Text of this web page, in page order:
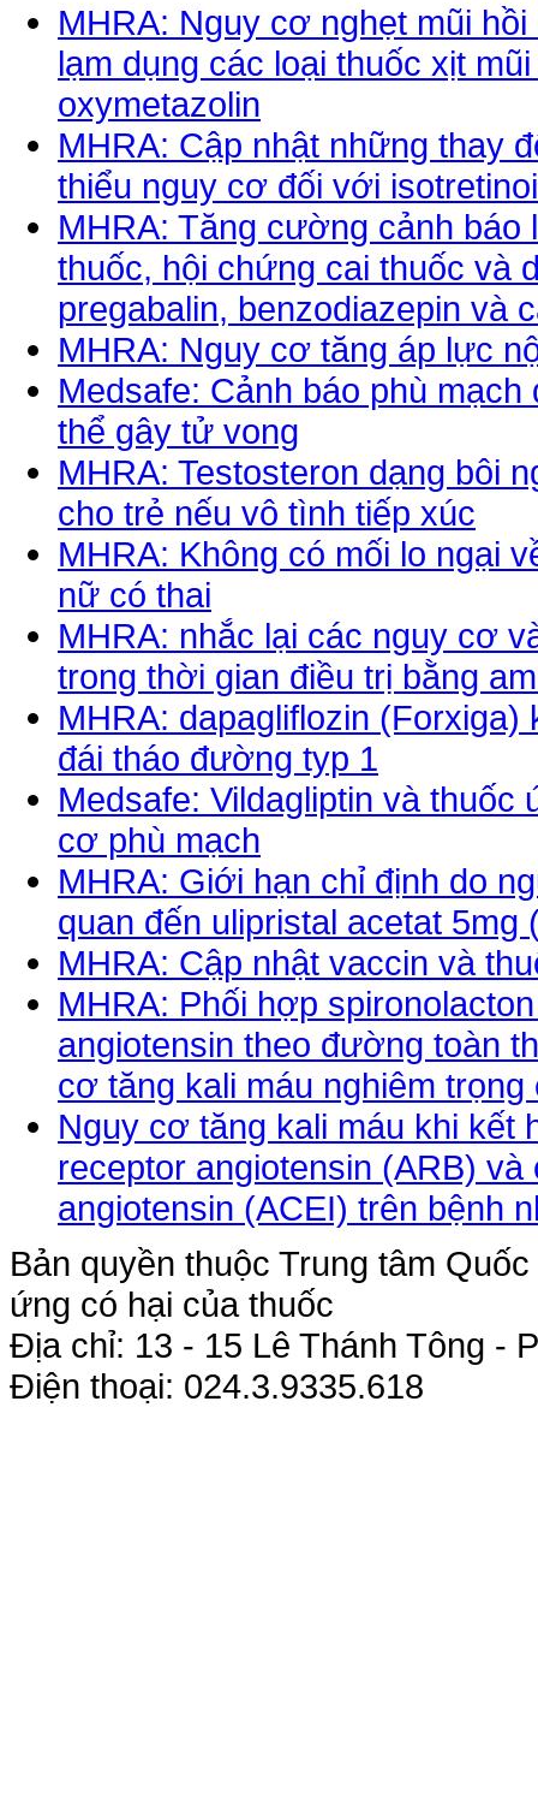
MHRA: Nguy cơ nghẹt mũi
lạm dụng các loại thuốc xịt
oxymetazolin
MHRA: Cập nhật những thay
thiểu nguy cơ đối với
MHRA: Tăng cường cảnh báo
thuốc, hội chứng cai thuốc và
pregabalin, benzodiazepin và
MHRA: Nguy cơ tăng áp lực
Medsafe: Cảnh báo phù
thể gây tử vong
MHRA: Testosteron dạng bôi
cho trẻ nếu vô tình tiếp xúc
MHRA: Không có mối lo ngại
nữ có thai
MHRA: nhắc lại các nguy cơ
trong thời gian điều trị bằng
MHRA: dapagliflozin
đái tháo đường typ 1
Medsafe: Vildagliptin và
cơ phù mạch
MHRA: Giới hạn chỉ định do
quan đến ulipristal acetat
MHRA: Cập nhật vaccin và
MHRA: Phối hợp
angiotensin theo đường toàn
cơ tăng kali máu nghiêm
Nguy cơ tăng kali máu khi kết
receptor angiotensin (ARB)
angiotensin (ACEI) trên bệnh
Bản quyền thuộc Trung tâm
ứng có hại của thuốc
Địa chỉ: 13 - 15 Lê Thánh Tông -
Điện thoại: 024.3.9335.618